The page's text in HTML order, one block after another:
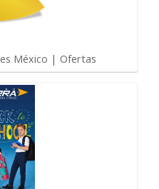
México | Ofertas